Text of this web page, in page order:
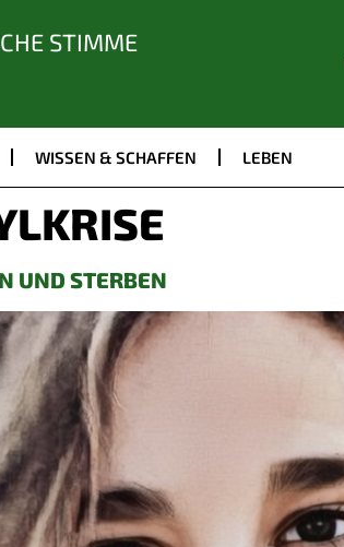
STIMME
WISSEN & SCHAFFEN LEBEN
UND STERBEN